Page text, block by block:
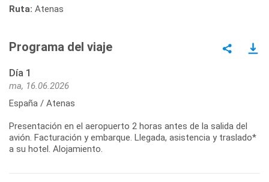
Ruta: Atenas
Programa del viaje
Día 1
ma, 16.06.2026
España / Atenas
Presentación en el aeropuerto 2 horas antes de la salida del
avión. Facturación y embarque. Llegada, asistencia y traslado*
a su hotel. Alojamiento.